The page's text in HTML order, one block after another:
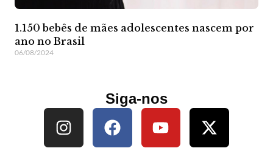
1.150 bebês de mães adolescentes nascem por
ano no Brasil
06/08/2024
Siga-nos